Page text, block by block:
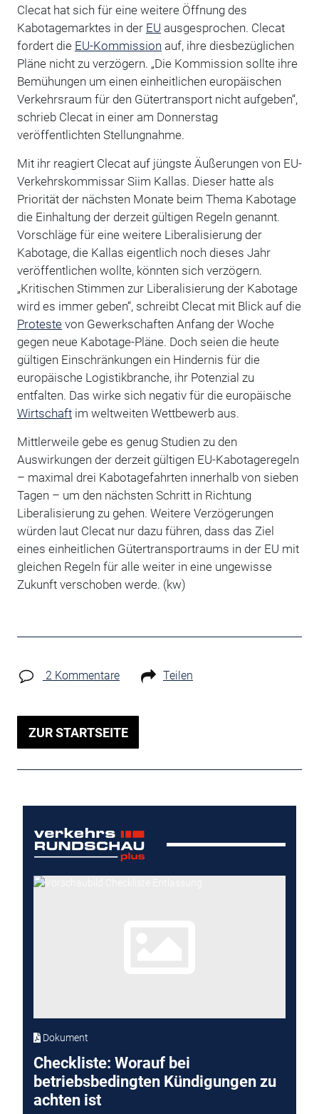
Clecat hat sich für eine weitere Öffnung des
Kabotagemarktes in der EU ausgesprochen. Clecat
fordert die EU-Kommission auf, ihre diesbezüglichen
Pläne nicht zu verzögern. „Die Kommission sollte ihre
Bemühungen um einen einheitlichen europäischen
Verkehrsraum für den Gütertransport nicht aufgeben“,
schrieb Clecat in einer am Donnerstag
veröffentlichten Stellungnahme.
Mit ihr reagiert Clecat auf jüngste Äußerungen von EU-
Verkehrskommissar Siim Kallas. Dieser hatte als
Priorität der nächsten Monate beim Thema Kabotage
die Einhaltung der derzeit gültigen Regeln genannt.
Vorschläge für eine weitere Liberalisierung der
Kabotage, die Kallas eigentlich noch dieses Jahr
veröffentlichen wollte, könnten sich verzögern.
„Kritischen Stimmen zur Liberalisierung der Kabotage
wird es immer geben“, schreibt Clecat mit Blick auf die
Protestevon Gewerkschaften Anfang der Woche
gegen neue Kabotage-Pläne. Doch seien die heute
gültigen Einschränkungen ein Hindernis für die
europäische Logistikbranche, ihr Potenzial zu
entfalten. Das wirke sich negativ für die europäische
Wirtschaftim weltweiten Wettbewerb aus.
Mittlerweile gebe es genug Studien zu den
Auswirkungen der derzeit gültigen EU-Kabotageregeln
– maximal drei Kabotagefahrten innerhalb von sieben
Tagen – um den nächsten Schritt in Richtung
Liberalisierung zu gehen. Weitere Verzögerungen
würden laut Clecat nur dazu führen, dass das Ziel
eines einheitlichen Gütertransportraums in der EU mit
gleichen Regeln für alle weiter in eine ungewisse
Zukunft verschoben werde. (kw)
2 Kommentare Teilen
ZUR STARTSEITE
Dokument
Checkliste: Worauf bei
betriebsbedingten Kündigungen zu
achten ist